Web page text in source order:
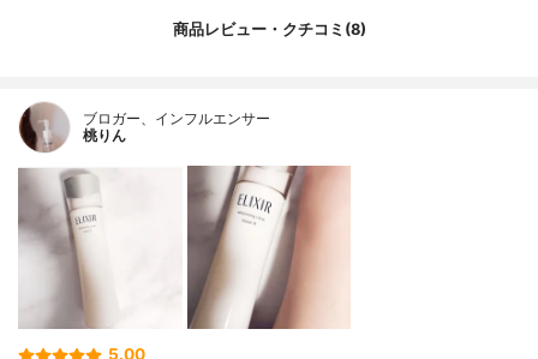
商品レビュー・クチコミ(8)
ブロガー、インフルエンサー
桃りん
5.00